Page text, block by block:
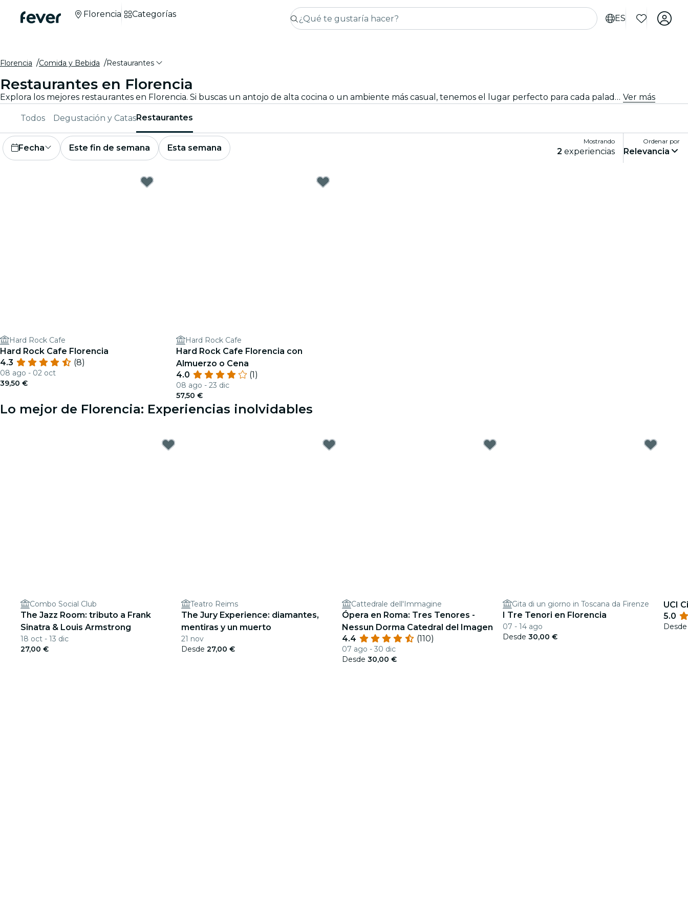
ES
Florencia Categorías
Florencia Comida y Bebida Restaurantes
Restaurantes en Florencia
Explora los mejores restaurantes en Florencia. Si buscas un antojo de alta cocina o un ambiente más casual, tenemos el lugar perfecto para cada paladar. Ver más
Todos Degustación y CatasRestaurantes
Fecha Este fin de semana Esta semana
Mostrando
2 experiencias
Ordenar por
Relevancia
Hard Rock Cafe
Hard Rock Cafe Florencia
4.3
(8)
08 ago - 02 oct
39,50 €
Hard Rock Cafe
Hard Rock Cafe Florencia con
Almuerzo o Cena
4.0
(1)
08 ago - 23 dic
57,50 €
Lo mejor de Florencia: Experiencias inolvidables
Combo Social Club
The Jazz Room: tributo a Frank
Sinatra & Louis Armstrong
18 oct - 13 dic
27,00 €
Teatro Reims
The Jury Experience: diamantes,
mentiras y un muerto
21 nov
Desde 27,00 €
Cattedrale dell'Immagine
Ópera en Roma: Tres Tenores -
Nessun Dorma Catedral del Imagen
4.4
(110)
07 ago - 30 dic
Desde 30,00 €
Gita di un giorno in Toscana da Firenze
I Tre Tenori en Florencia
07 - 14 ago
Desde 30,00 €
UCI
5.0